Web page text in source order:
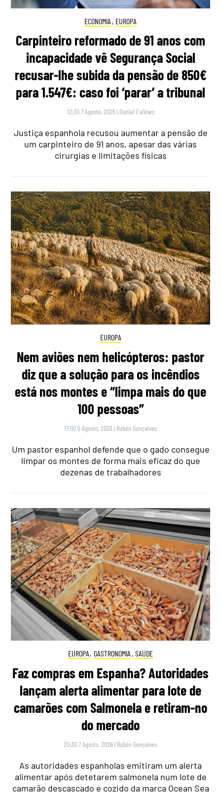
ECONOMIA , EUROPA
Carpinteiro reformado de 91 anos com
incapacidade vê Segurança Social
recusar-lhe subida da pensão de 850€
para 1.547€: caso foi ‘parar’ a tribunal
12:30 7 Agosto, 2026 | Daniel Fallows
Justiça espanhola recusou aumentar a pensão de
um carpinteiro de 91 anos, apesar das várias
cirurgias e limitações físicas
EUROPA
Nem aviões nem helicópteros: pastor
diz que a solução para os incêndios
está nos montes e “limpa mais do que
100 pessoas”
17:00 5 Agosto, 2026 | Rubén Gonçalves
Um pastor espanhol defende que o gado consegue
limpar os montes de forma mais eficaz do que
dezenas de trabalhadores
EUROPA, GASTRONOMIA , SAÚDE
Faz compras em Espanha? Autoridades
lançam alerta alimentar para lote de
camarões com Salmonela e retiram-no
do mercado
20:30 7 Agosto, 2026 | Rubén Gonçalves
As autoridades espanholas emitiram um alerta
alimentar após detetarem salmonela num lote de
camarão descascado e cozido da marca Ocean Sea